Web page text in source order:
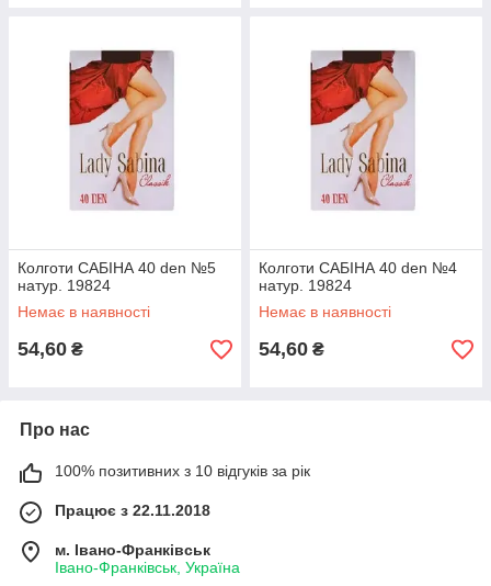
Колготи САБІНА 40 den №5
натур. 19824
Немає в наявності
54,60 ₴
Колготи САБІНА 40 den №4
натур. 19824
Немає в наявності
54,60 ₴
Про нас
100% позитивних з 10 відгуків за рік
Працює з 22.11.2018
м. Івано-Франківськ
Івано-Франківськ, Україна